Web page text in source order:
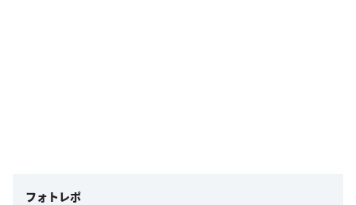
フォトレポ